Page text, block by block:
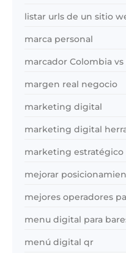
listar urls de un sitio
marca personal
marcador Colombia vs
margen real negocio
marketing digital
marketing digital
marketing estratégico
mejorar
mejores operadores
menu digital para
menú digital qr